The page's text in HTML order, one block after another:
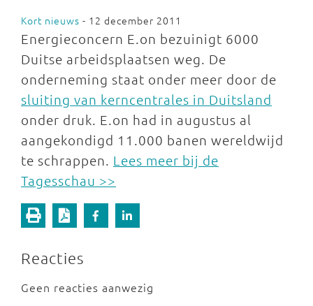
Kort nieuws - 12 december 2011
Energieconcern E.on bezuinigt 6000
Duitse arbeidsplaatsen weg. De
onderneming staat onder meer door de
sluiting van kerncentrales in Duitsland
onder druk. E.on had in augustus al
aangekondigd 11.000 banen wereldwijd
te schrappen. Lees meer bij de
Tagesschau >>
Reacties
Geen reacties aanwezig